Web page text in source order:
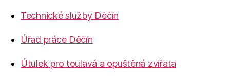
Technické služby Děčín
Úřad práce Děčín
Útulek pro toulavá a opuštěná zvířata